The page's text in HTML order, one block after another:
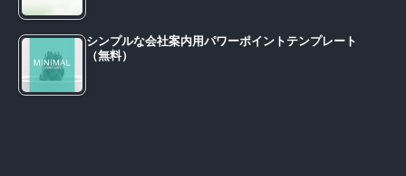
シンプルな会社案内用パワーポイントテンプレート
（無料）